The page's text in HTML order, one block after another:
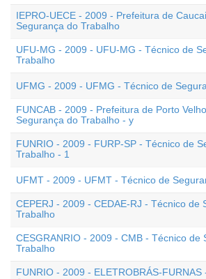
IEPRO-UECE - 2009 - Prefeitura de
Segurança do Trabalho
UFU-MG - 2009 - UFU-MG - Técnico de
Trabalho
UFMG - 2009 - UFMG - Técnico de
FUNCAB - 2009 - Prefeitura de Porto
Segurança do Trabalho - y
FUNRIO - 2009 - FURP-SP - Técnico de
Trabalho - 1
UFMT - 2009 - UFMT - Técnico de
CEPERJ - 2009 - CEDAE-RJ - Técnico de
Trabalho
CESGRANRIO - 2009 - CMB - Técnico de
Trabalho
FUNRIO - 2009 - ELETROBRÁS-FURNAS